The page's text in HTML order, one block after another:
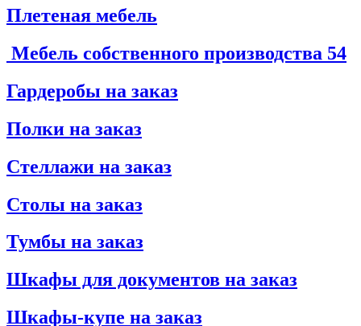
Плетеная мебель
Мебель собственного производства 54
Гардеробы на заказ
Полки на заказ
Стеллажи на заказ
Столы на заказ
Тумбы на заказ
Шкафы для документов на заказ
Шкафы-купе на заказ